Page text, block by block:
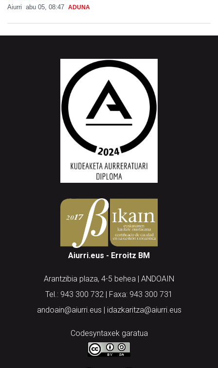
Aiurri abu 05, 08:47 ADUNA
Aiurri.eus - Erroitz BM
Arantzibia plaza, 4-5 behea | ANDOAIN
Tel.: 943 300 732 | Faxa: 943 300 731
andoain@aiurri.eus | idazkaritza@aiurri.eus
Codesyntaxek garatua